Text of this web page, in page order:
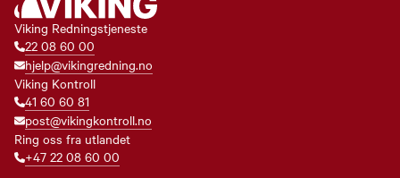
Viking Redningstjeneste
22 08 60 00
hjelp@vikingredning.no
Viking Kontroll
41 60 60 81
post@vikingkontroll.no
Ring oss fra utlandet
+47 22 08 60 00